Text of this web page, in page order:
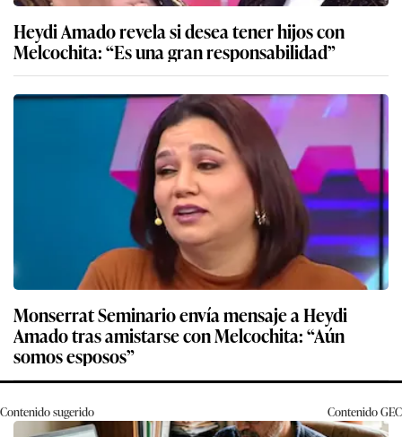
Heydi Amado revela si desea tener hijos con
Melcochita: “Es una gran responsabilidad”
Monserrat Seminario envía mensaje a Heydi
Amado tras amistarse con Melcochita: “Aún
somos esposos”
Contenido sugerido ContenidoGEC